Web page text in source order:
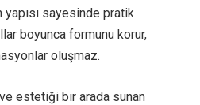
yapısı sayesinde pratik
boyunca formunu korur,
oluşmaz.
estetiği bir arada sunan